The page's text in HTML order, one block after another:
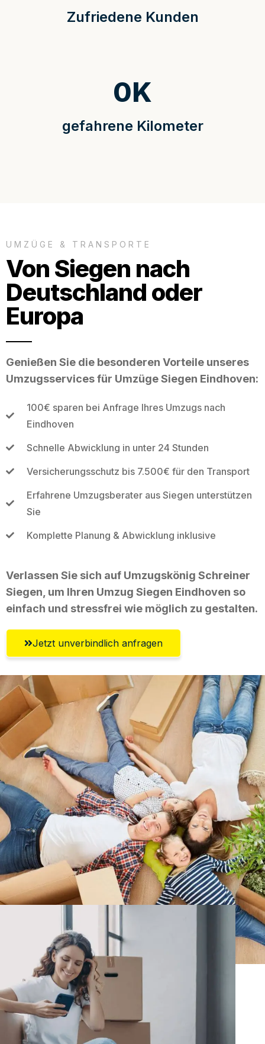
Zufriedene Kunden
gefahrene Kilometer
0K
UMZÜGE & TRANSPORTE
Von Siegen nach
Deutschland oder
Europa
Genießen Sie die besonderen Vorteile unseres
Umzugsservices für Umzüge Siegen Eindhoven:
100€ sparen bei Anfrage Ihres Umzugs nach
Eindhoven
Schnelle Abwicklung in unter 24 Stunden
Versicherungsschutz bis 7.500€ für den Transport
Erfahrene Umzugsberater aus Siegen unterstützen
Sie
Komplette Planung & Abwicklung inklusive
Verlassen Sie sich auf Umzugskönig Schreiner
Siegen, um Ihren Umzug Siegen Eindhoven so
einfach und stressfrei wie möglich zu gestalten.
Jetzt unverbindlich anfragen